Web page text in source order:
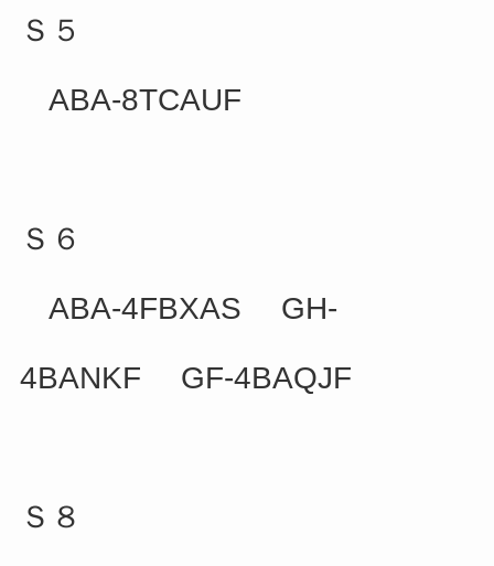
Ｓ５
ABA-8TCAUF
Ｓ６
ABA-4FBXAS GH-
4BANKF GF-4BAQJF
Ｓ８